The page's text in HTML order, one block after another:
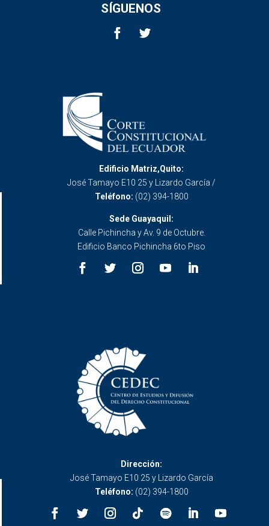
SÍGUENOS
Edificio Matriz,Quito:
José Tamayo E10 25 y Lizardo García /
Teléfono: (02) 394-1800
Sede Guayaquil:
Calle Pichincha y Av. 9 de Octubre.
Edificio Banco Pichincha 6to Piso
Dirección:
José Tamayo E10 25 y Lizardo García
Teléfono: (02) 394-1800